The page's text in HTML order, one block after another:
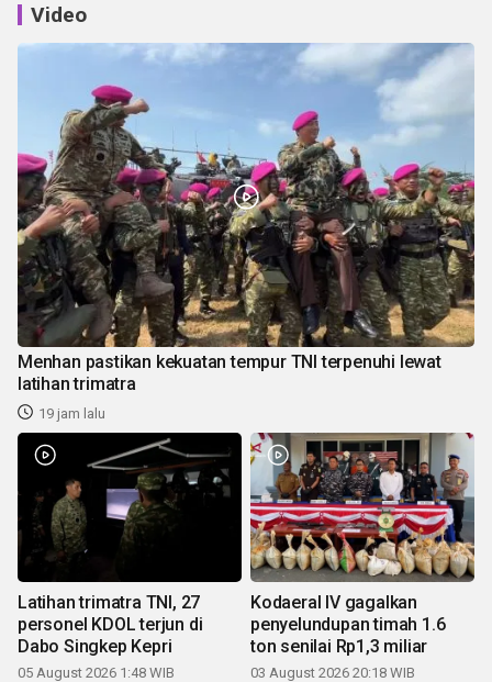
Video
Menhan pastikan kekuatan tempur TNI terpenuhi lewat
latihan trimatra
19 jam lalu
Latihan trimatra TNI, 27
personel KDOL terjun di
Dabo Singkep Kepri
05 August 2026 1:48 WIB
Kodaeral IV gagalkan
penyelundupan timah 1.6
ton senilai Rp1,3 miliar
03 August 2026 20:18 WIB